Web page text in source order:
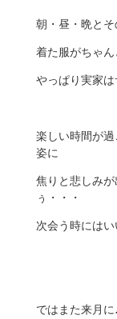
朝・昼・晩とそ
着た服がちゃ
やっぱり実家
楽しい時間が
姿に
焦りと悲しみ
ぅ・・・
次会う時には
ではまた来月に